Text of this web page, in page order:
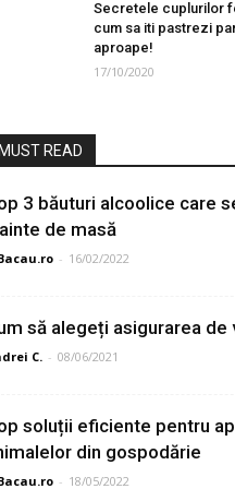
Secretele cuplurilor
cum sa iti pastrezi
aproape!
17/10/2020
MUST READ
3 băuturi alcoolice care
de masă
- 16/02/2022
să alegeți asigurarea de
C. - 08/06/2021
soluții eficiente pentru
din gospodărie
- 18/05/2022